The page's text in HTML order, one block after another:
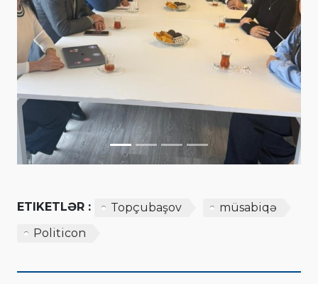
Previous Next
ETIKETLƏR : Topçubaşov
müsabiqə
Politicon